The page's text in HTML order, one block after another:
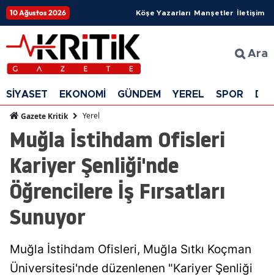
10 Ağustos 2026 Köşe Yazarları Manşetler İletişim
Ara
SİYASET EKONOMİ GÜNDEM YEREL SPOR
Gazete Kritik Yerel
Muğla İstihdam Ofisleri
Kariyer Şenliği'nde
Öğrencilere İş Fırsatları
Sunuyor
Muğla İstihdam Ofisleri, Muğla Sıtkı Koçman
Üniversitesi'nde düzenlenen "Kariyer Şenliği